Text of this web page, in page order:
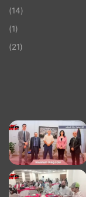
(14)
(1)
(21)